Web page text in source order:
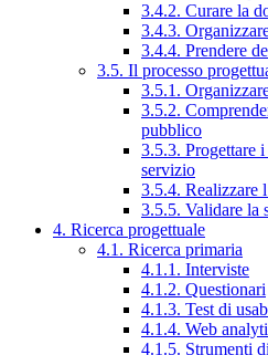
3.4.2. Curare la
3.4.3.
3.4.4. Prendere
3.5. Il processo
3.5.1.
3.5.2.
pubblico
3.5.3. Progettare i
servizio
3.5.4. Realizzare
3.5.5. Validare la
4. Ricerca progettuale
4.1. Ricerca primaria
4.1.1. Interviste
4.1.2. Questionari
4.1.3. Test di
4.1.4. Web
4.1.5. Strumenti